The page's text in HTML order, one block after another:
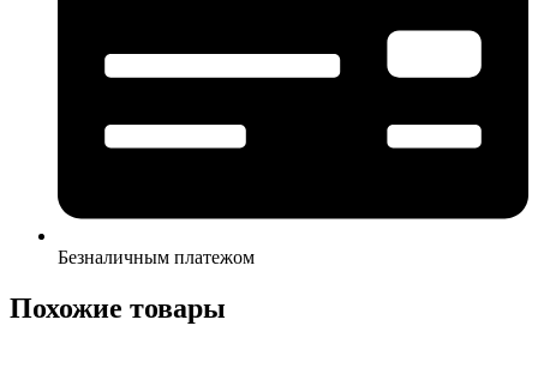
Безналичным платежом
Похожие товары